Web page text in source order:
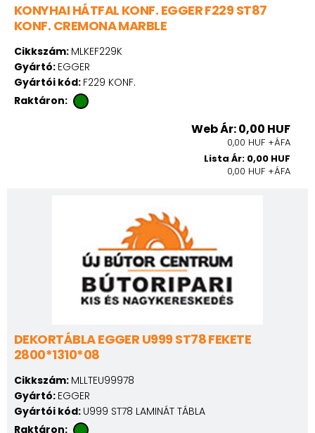
KONYHAI HÁTFAL KONF. EGGER F229 ST87
KONF. CREMONA MARBLE
Cikkszám: MLKEF229K
Gyártó: EGGER
Gyártói kód: F229 KONF.
Raktáron:
Web Ár: 0,00 HUF
0,00 HUF +ÁFA
Lista Ár: 0,00 HUF
0,00 HUF +ÁFA
DEKORTÁBLA EGGER U999 ST78 FEKETE
2800*1310*08
Cikkszám: MLLTEU99978
Gyártó: EGGER
Gyártói kód: U999 ST78 LAMINÁT TÁBLA
Raktáron: